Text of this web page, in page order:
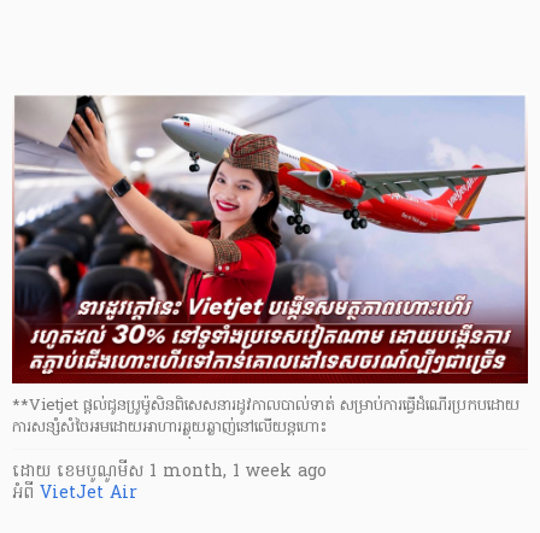
**Vietjet ផ្តល់ជូនប្រូម៉ូសិនពិសេសនារដូវកាលបាល់ទាត់ សម្រាប់ការធ្វើដំណើរប្រកបដោយ
ការសន្សំសំចៃអមដោយអាហារឆ្ងុយឆ្ងាញ់នៅលើយន្តហោះ
ដោយ ​ ខេមបូណូមីស 1 month, 1 week ago
អំពី VietJet Air